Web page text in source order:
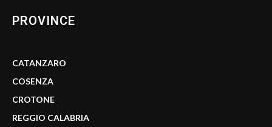
PROVINCE
CATANZARO
COSENZA
CROTONE
REGGIO CALABRIA